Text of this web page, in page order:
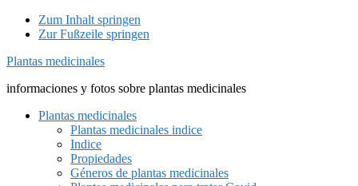
Zum Inhalt springen
Zur Fußzeile springen
Plantas medicinales
informaciones y fotos sobre plantas medicinales
Plantas medicinales
Plantas medicinales indice
Indice
Propiedades
Géneros de plantas medicinales